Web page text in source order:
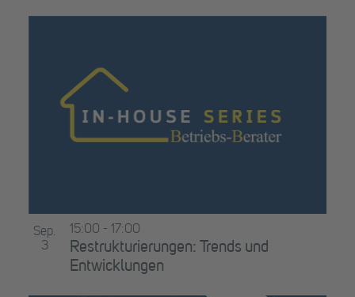
Sep.
3
Restrukturierungen: Trends und
Entwicklungen
15:00 - 17:00